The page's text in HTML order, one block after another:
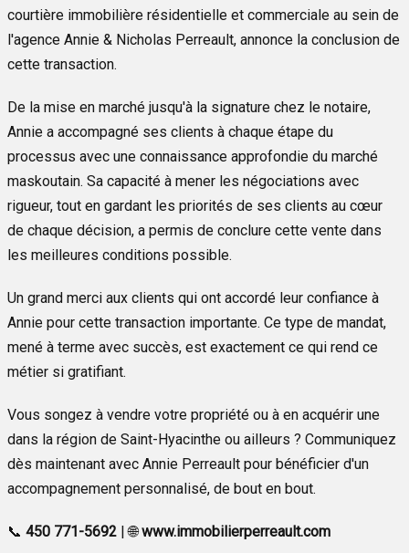
courtière immobilière résidentielle et commerciale au sein de
l'agence Annie & Nicholas Perreault, annonce la conclusion de
cette transaction.
De la mise en marché jusqu'à la signature chez le notaire,
Annie a accompagné ses clients à chaque étape du
processus avec une connaissance approfondie du marché
maskoutain. Sa capacité à mener les négociations avec
rigueur, tout en gardant les priorités de ses clients au cœur
de chaque décision, a permis de conclure cette vente dans
les meilleures conditions possible.
Un grand merci aux clients qui ont accordé leur confiance à
Annie pour cette transaction importante. Ce type de mandat,
mené à terme avec succès, est exactement ce qui rend ce
métier si gratifiant.
Vous songez à vendre votre propriété ou à en acquérir une
dans la région de Saint-Hyacinthe ou ailleurs ? Communiquez
dès maintenant avec Annie Perreault pour bénéficier d'un
accompagnement personnalisé, de bout en bout.
📞 450 771-5692 | 🌐www.immobilierperreault.com